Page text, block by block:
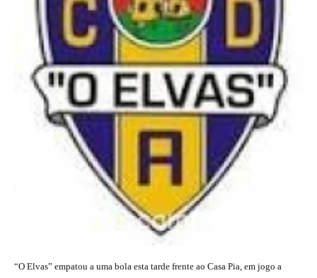
“O Elvas” empatou a uma bola esta tarde frente ao Casa Pia, em jogo a